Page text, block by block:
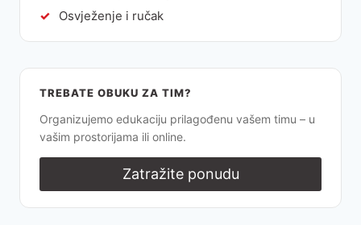
Osvježenje i ručak
TREBATE OBUKU ZA TIM?
Organizujemo edukaciju prilagođenu vašem timu – u
vašim prostorijama ili online.
Zatražite ponudu